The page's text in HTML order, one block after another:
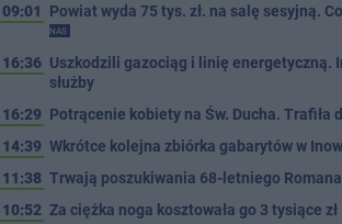
09:01 Powiat wyda 75 tys. zł. na salę sesyjną.
NAS
16:36 Uszkodzili gazociąg i linię energetyczną.
służby
16:29 Potrącenie kobiety na Św. Ducha. Trafiła
14:39 Wkrótce kolejna zbiórka gabarytów w
11:38 Trwają poszukiwania 68-letniego Romana
10:52 Za ciężka noga kosztowała go 3 tysiące zł